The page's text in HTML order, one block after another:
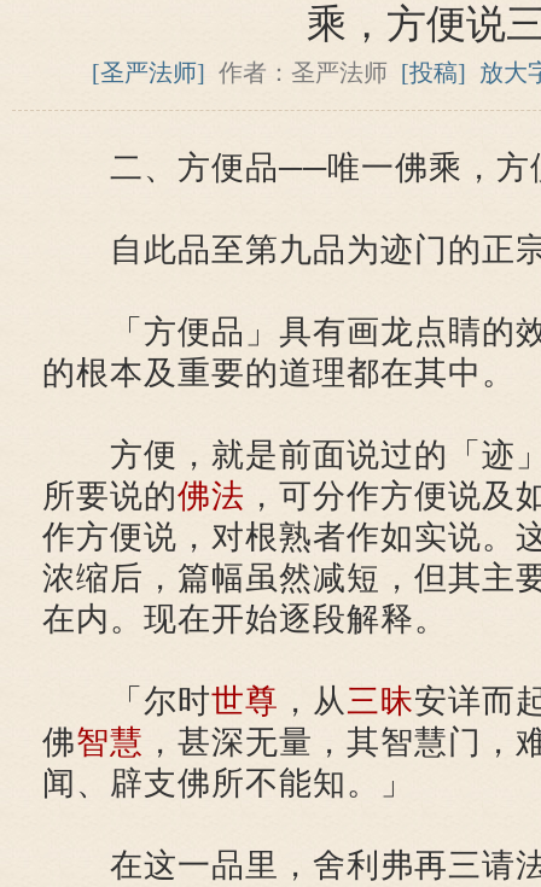
乘，方便说
[圣严法师] 作者：圣严法师 [投稿] 放大
二、方便品──唯一佛乘，方
自此品至第九品为迹门的正
「方便品」具有画龙点睛的
的根本及重要的道理都在其中。
方便，就是前面说过的「迹
所要说的佛法 ，可分作方便说及
作方便说，对根熟者作如实说。
浓缩后，篇幅虽然减短，但其主
在内。现在开始逐段解释。
「尔时世尊 ，从三昧安详而
佛智慧 ，甚深无量，其智慧门，
闻、辟支佛所不能知。」
在这一品里，舍利弗再三请